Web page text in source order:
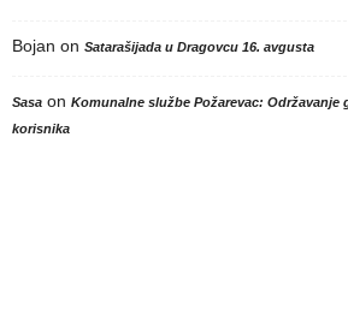
Bojan on Satarašijada u Dragovcu 16. avgusta
Sasa on Komunalne službe Požarevac: Održavanje
korisnika